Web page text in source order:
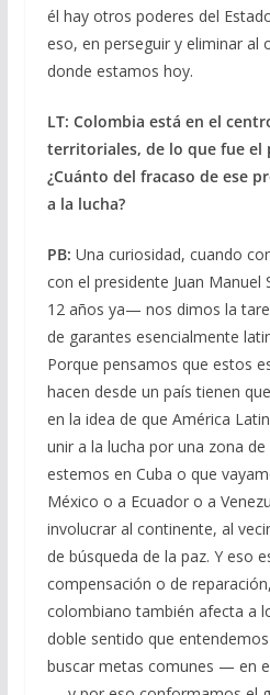
él hay otros poderes del
eso, en perseguir y eliminar al
donde estamos hoy.
LT: Colombia está en el
territoriales, de lo que fue el
¿Cuánto del fracaso de ese
a la lucha?
PB: Una curiosidad, cuando
con el presidente Juan
12 años ya— nos dimos la
de garantes esencialmente
Porque pensamos que estos
hacen desde un país tienen
en la idea de que América
unir a la lucha por una zona
estemos en Cuba o que
México o a Ecuador o a
involucrar al continente, al
de búsqueda de la paz. Y eso
compensación o de
colombiano también afecta a
doble sentido que
buscar metas comunes — en